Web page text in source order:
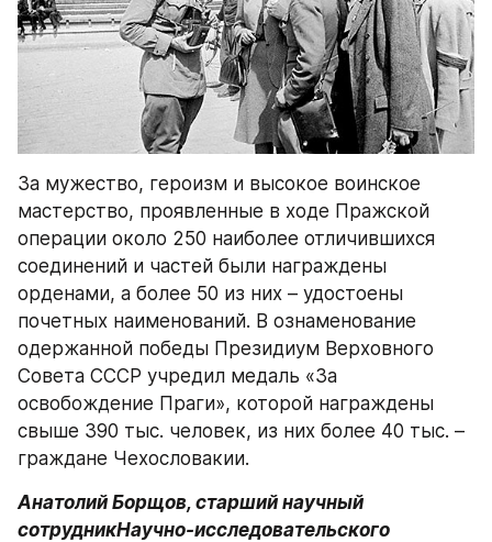
За мужество, героизм и высокое воинское
мастерство, проявленные в ходе Пражской
операции около 250 наиболее отличившихся
соединений и частей были награждены
орденами, а более 50 из них – удостоены
почетных наименований. В ознаменование
одержанной победы Президиум Верховного
Совета СССР учредил медаль «За
освобождение Праги», которой награждены
свыше 390 тыс. человек, из них более 40 тыс. –
граждане Чехословакии.
Анатолий Борщов, старший научный
сотрудникНаучно-исследовательского